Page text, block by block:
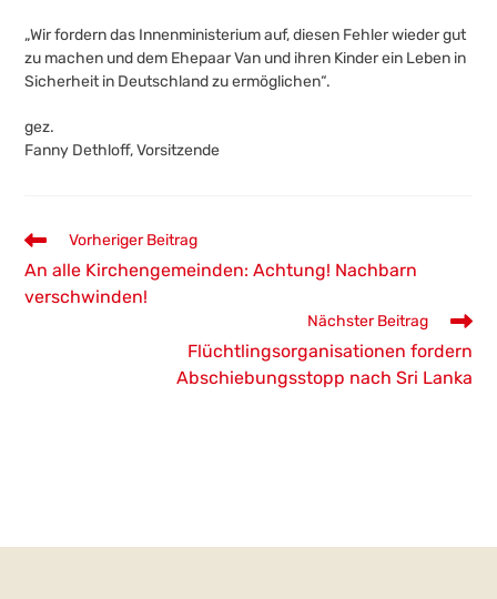
„Wir fordern das Innenministerium auf, diesen Fehler wieder gut
zu machen und dem Ehepaar Van und ihren Kinder ein Leben in
Sicherheit in Deutschland zu ermöglichen“.
gez.
Fanny Dethloff, Vorsitzende
Weitere
Artikel
ansehen
Vorheriger Beitrag
An alle Kirchengemeinden: Achtung! Nachbarn
verschwinden!
Nächster Beitrag
Flüchtlingsorganisationen fordern
Abschiebungsstopp nach Sri Lanka